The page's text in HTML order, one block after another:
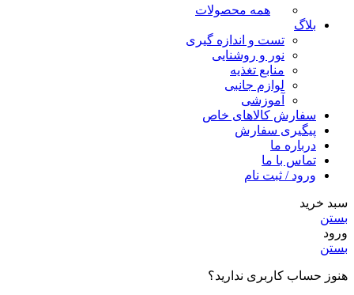
همه محصولات
بلاگ
تست و اندازه گیری
نور و روشنایی
منابع تغذیه
لوازم جانبی
آموزشی
سفارش کالاهای خاص
پیگیری سفارش
درباره ما
تماس با ما
ورود / ثبت نام
سبد خرید
بستن
ورود
بستن
هنوز حساب کاربری ندارید؟